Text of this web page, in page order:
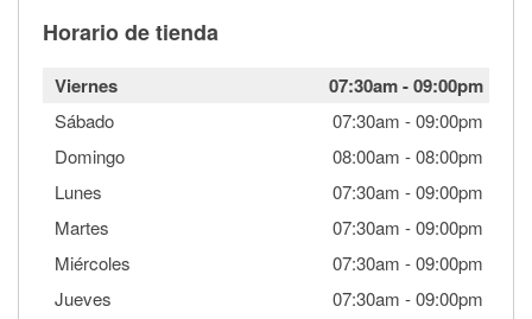
Horario de tienda
Viernes 07:30am-09:00pm
Sábado 07:30am -09:00pm
Domingo
08:00am -08:00pm
Lunes
07:30am -09:00pm
Martes
07:30am -09:00pm
Miércoles
07:30am -09:00pm
Jueves
07:30am -09:00pm